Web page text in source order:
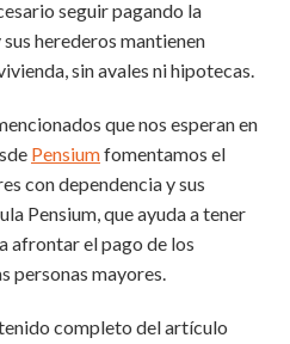
seguir pagando la
herederos mantienen
sin avales ni hipotecas.
que nos esperan en
Pensiumfomentamos el
con dependencia y sus
Pensium, que ayuda a tener
afrontar el pago de los
personas mayores.
completo del artículo